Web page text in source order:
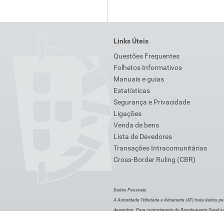
Links Úteis
Questões Frequentes
Folhetos Informativos
Manuais e guias
Estatísticas
Segurança e Privacidade
Ligações
Venda de bens
Lista de Devedores
Transações Intracomunitárias
Cross-Border Ruling (CBR)
Dados Pessoais
A Autoridade Tributária e Aduaneira (AT) trata dados
dezembro. Para cumprimento do Regulamento Geral